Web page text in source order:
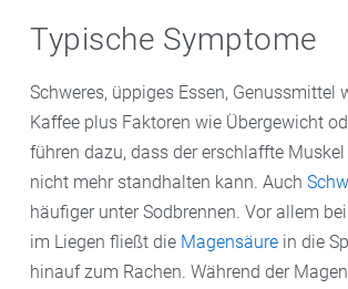
Typische Symptome
Schweres, üppiges Essen, Genussmittel
Kaffee plus Faktoren wie Übergewicht
führen dazu, dass der erschlaffte
nicht mehr standhalten kann. Auch
häufiger unter Sodbrennen. Vor allem
im Liegen fließt die Magensäure in die
hinauf zum Rachen. Während der